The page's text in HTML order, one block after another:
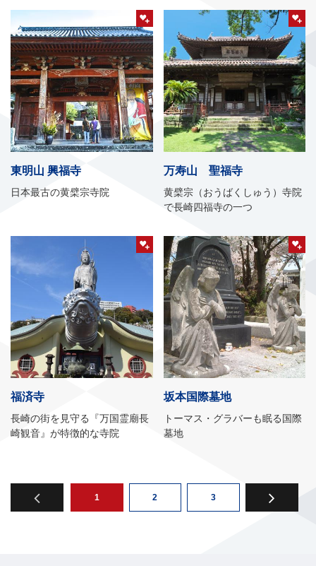
東明山 興福寺
日本最古の黄檗宗寺院
万寿山 聖福寺
黄檗宗（おうばくしゅう）寺院
で長崎四福寺の一つ
福済寺
長崎の街を見守る『万国霊廟長
崎観音』が特徴的な寺院
坂本国際墓地
トーマス・グラバーも眠る国際
墓地
1 2 3